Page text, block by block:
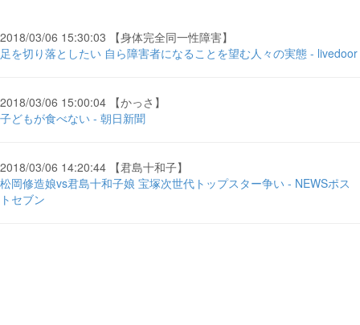
2018/03/06 15:30:03 【身体完全同一性障害】
足を切り落としたい 自ら障害者になることを望む人々の実態 - livedoor
2018/03/06 15:00:04 【かっさ】
子どもが食べない - 朝日新聞
2018/03/06 14:20:44 【君島十和子】
松岡修造娘vs君島十和子娘 宝塚次世代トップスター争い - NEWSポス
トセブン